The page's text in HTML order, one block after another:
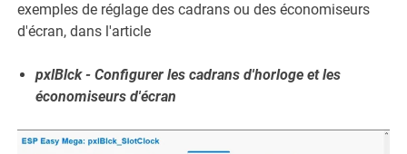
exemples de réglage des cadrans ou des économiseurs
d'écran, dans l'article
pxlBlck - Configurer les cadrans d'horloge et les
économiseurs d'écran